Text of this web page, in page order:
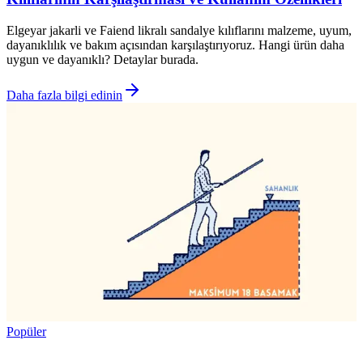
Elgeyar jakarli ve Faiend likralı sandalye kılıflarını malzeme, uyum,
dayanıklılık ve bakım açısından karşılaştırıyoruz. Hangi ürün daha
uygun ve dayanıklı? Detaylar burada.
Daha fazla bilgi edinin
Popüler